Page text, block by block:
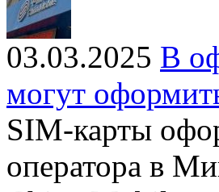
03.03.2025 В
могут
SIM-карты
оператора в